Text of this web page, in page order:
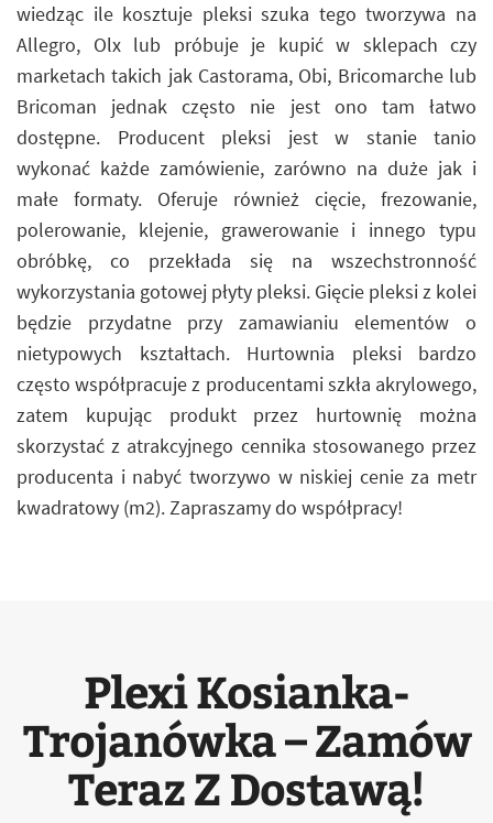
wiedząc ile kosztuje pleksi szuka tego tworzywa na
Allegro, Olx lub próbuje je kupić w sklepach czy
marketach takich jak Castorama, Obi, Bricomarche lub
Bricoman jednak często nie jest ono tam łatwo
dostępne. Producent pleksi jest w stanie tanio
wykonać każde zamówienie, zarówno na duże jak i
małe formaty. Oferuje również cięcie, frezowanie,
polerowanie, klejenie, grawerowanie i innego typu
obróbkę, co przekłada się na wszechstronność
wykorzystania gotowej płyty pleksi. Gięcie pleksi z kolei
będzie przydatne przy zamawianiu elementów o
nietypowych kształtach. Hurtownia pleksi bardzo
często współpracuje z producentami szkła akrylowego,
zatem kupując produkt przez hurtownię można
skorzystać z atrakcyjnego cennika stosowanego przez
producenta i nabyć tworzywo w niskiej cenie za metr
kwadratowy (m2). Zapraszamy do współpracy!
Plexi Kosianka-
Trojanówka – Zamów
Teraz Z Dostawą!